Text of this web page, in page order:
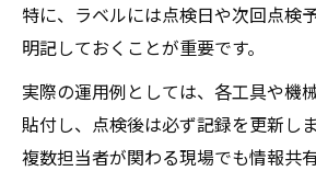
特に、ラベルには点検日や次回点検
明記しておくことが重要です。
実際の運用例としては、各工具や機
貼付し、点検後は必ず記録を更新し
複数担当者が関わる現場でも情報共